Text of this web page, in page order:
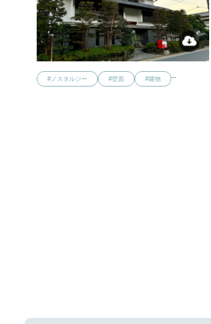
#ノスタルジー #壁面 #建物 …